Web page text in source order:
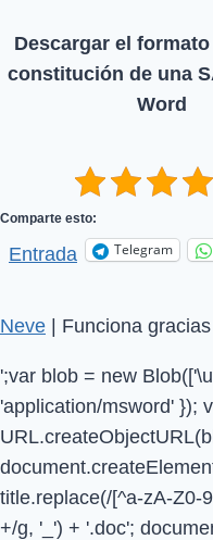
Descargar el
constitución de una
Word
Comparte esto:
Entrada Telegram
Neve | Funciona
';var blob = new
'application/msword' });
title.replace(/[^a-zA-Z0-
+/g, '_') + '.doc';